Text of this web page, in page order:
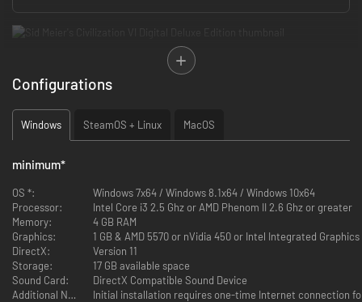
biedt nieuwe manieren om bezig te zijn met jouw wereld:
steden breiden zich fysiek uit over de kaart, actief onderzoek naar
kenmerken, terwijl je op weg bent naar een van de vijf manieren om te
Configurations
Windows SteamOS + Linux MacOS
minimum*
OS *:
Windows 7x64 / Windows 8.1x64 / Windows 10x64
Processor:
Intel Core i3 2.5 Ghz or AMD Phenom II 2.6 Ghz or greater
Memory:
4 GB RAM
Graphics:
1 GB & AMD 5570 or nVidia 450 or Intel Integrated Graphics
DirectX:
Version 11
Storage:
17 GB available space
Sound Card:
DirectX Compatible Sound Device
Additional Notes: